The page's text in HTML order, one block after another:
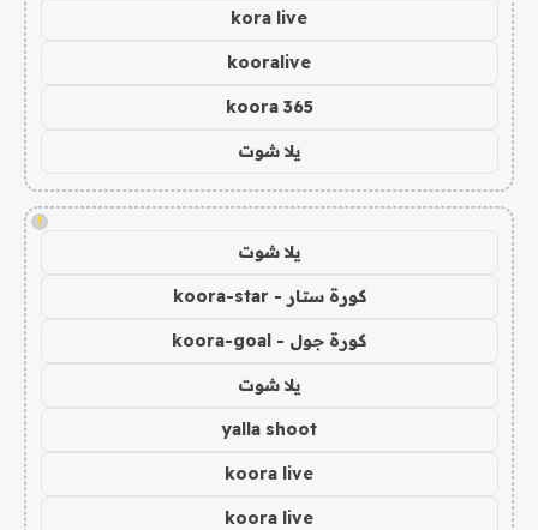
kora live
kooralive
koora 365
يلا شوت
!
يلا شوت
كورة ستار - koora-star
كورة جول - koora-goal
يلا شوت
yalla shoot
koora live
koora live